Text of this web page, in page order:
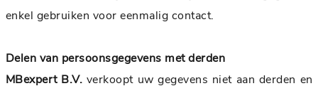
enkel gebruiken voor eenmalig contact.
Delen van persoonsgegevens met derden
MBexpert B.V. verkoopt uw gegevens niet aan derden en